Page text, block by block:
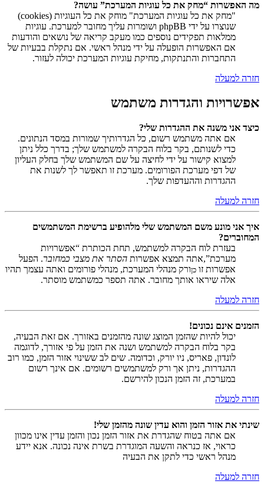
מה האפשרות “מחק את כל עוגיות המערכת” עושה?
"מחק את כל עוגיות המערכת" מוחק את כל העוגיות (cookies)
שנוצרו על ידי phpBB ושומרות עליך מחובר למערכת. עוגיות
ממלאות תפקידים נוספים כמו מעקב קריאה של נושאים והודעות
אם האפשרות הופעלה על ידי מנהל ראשי. אם נתקלת בבעיות של
התחברות והתנתקות, מחיקת עוגיות המערכת יכולה לעזור.
חזרה למעלה
אפשרויות והגדרות משתמש
כיצד אני משנה את ההגדרות שלי?
אם אתה משתמש רשום, כל הגדרותיך שמורות במסד הנתונים.
כדי לשנותם, בקר בלוח הבקרה למשתמש שלך; בדרך כלל ניתן
למצוא קישור על ידי לחיצה על שם המשתמש שלך בחלק העליון
של דפי מערכת הפורומים. מערכת זו תאפשר לך לשנות את
ההגדרות וההעדפות שלך.
חזרה למעלה
איך אני מונע משם המשתמש שלי מלהופיע ברשימת המשתמשים
המחוברים?
בעזרת לוח הבקרה למשתמש, תחת הכותרת “אפשרויות
מערכת”,אתה תמצא אפשרות הסתר את מצבי כמחובר. הפעל
אפשרות זו כןורק מנהלי המערכת, מנהלי פורומים ואתה עצמך תהיו
אלה שיראו אותך מחובר. אתה תספר כמשתמש מוסתר.
חזרה למעלה
הזמנים אינם נכונים!
יכול להיות שהזמן המוצג שונה מהזמנים באזורך. אם זאת הבעיה,
בקר בלוח הבקרה למשתמש ושנה את הזמן על פי אזורך, לדוגמה
לונדון, פאריס, ניו יורק, וכדומה. שים לב ששינוי אזור הזמן, כמו רוב
ההגדרות, ניתן אך ורק למשתמשים רשומים. אם אינך רשום
במערכת, זה הזמן הנכון להירשם.
חזרה למעלה
שינתי את אזור הזמן והוא עדין שונה מהזמן שלי!
אם אתה בטוח שהגדרת את אזור הזמן נכון והזמן עדין אינו מכוון
כראוי, אז כנראה והשעה המוגדרת בשרת אינה נכונה. אנא יידע
מנהל ראשי כדי לתקן את הבעיה
חזרה למעלה